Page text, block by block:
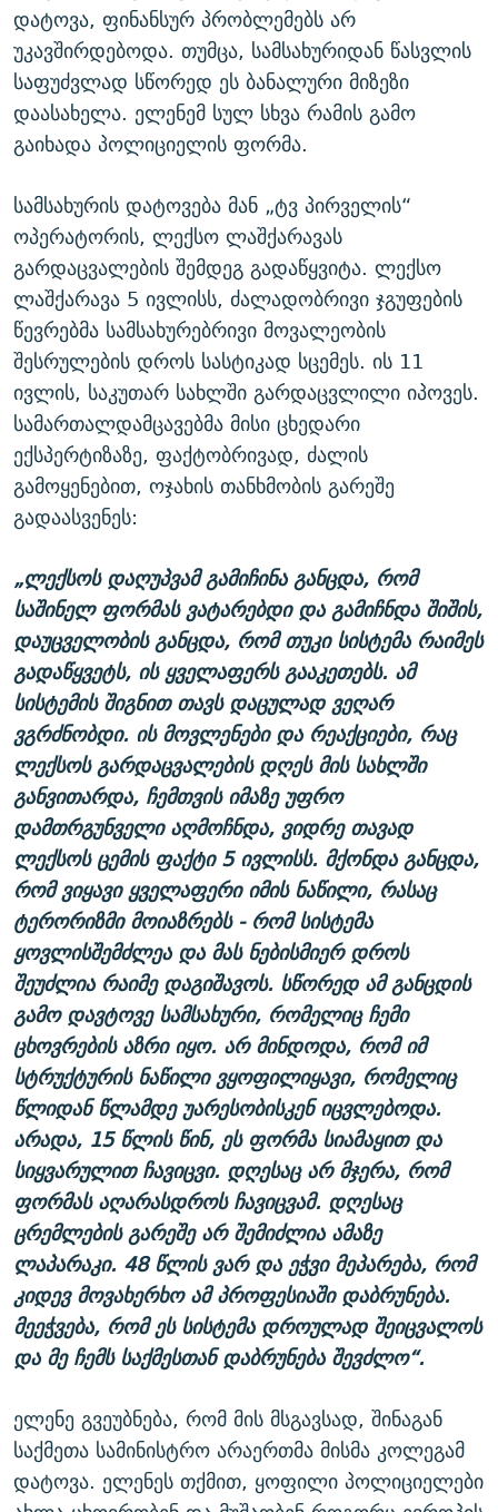
დატოვა, ფინანსურ პრობლემებს არ
უკავშირდებოდა. თუმცა, სამსახურიდან წასვლის
საფუძვლად სწორედ ეს ბანალური მიზეზი
დაასახელა. ელენემ სულ სხვა რამის გამო
გაიხადა პოლიციელის ფორმა.
სამსახურის დატოვება მან „ტვ პირველის“
ოპერატორის, ლექსო ლაშქარავას
გარდაცვალების შემდეგ გადაწყვიტა. ლექსო
ლაშქარავა 5 ივლისს, ძალადობრივი ჯგუფების
წევრებმა სამსახურებრივი მოვალეობის
შესრულების დროს სასტიკად სცემეს. ის 11
ივლის, საკუთარ სახლში გარდაცვლილი იპოვეს.
სამართალდამცავებმა მისი ცხედარი
ექსპერტიზაზე, ფაქტობრივად, ძალის
გამოყენებით, ოჯახის თანხმობის გარეშე
გადაასვენეს:
„ლექსოს დაღუპვამ გამიჩინა განცდა, რომ
საშინელ ფორმას ვატარებდი და გამიჩნდა შიშის,
დაუცველობის განცდა, რომ თუკი სისტემა რაიმეს
გადაწყვეტს, ის ყველაფერს გააკეთებს. ამ
სისტემის შიგნით თავს დაცულად ვეღარ
ვგრძნობდი. ის მოვლენები და რეაქციები, რაც
ლექსოს გარდაცვალების დღეს მის სახლში
განვითარდა, ჩემთვის იმაზე უფრო
დამთრგუნველი აღმოჩნდა, ვიდრე თავად
ლექსოს ცემის ფაქტი 5 ივლისს. მქონდა განცდა,
რომ ვიყავი ყველაფერი იმის ნაწილი, რასაც
ტერორიზმი მოიაზრებს - რომ სისტემა
ყოვლისშემძლეა და მას ნებისმიერ დროს
შეუძლია რაიმე დაგიშავოს. სწორედ ამ განცდის
გამო დავტოვე სამსახური, რომელიც ჩემი
ცხოვრების აზრი იყო. არ მინდოდა, რომ იმ
სტრუქტურის ნაწილი ვყოფილიყავი, რომელიც
წლიდან წლამდე უარესობისკენ იცვლებოდა.
არადა, 15 წლის წინ, ეს ფორმა სიამაყით და
სიყვარულით ჩავიცვი. დღესაც არ მჯერა, რომ
ფორმას აღარასდროს ჩავიცვამ. დღესაც
ცრემლების გარეშე არ შემიძლია ამაზე
ლაპარაკი. 48 წლის ვარ და ეჭვი მეპარება, რომ
კიდევ მოვახერხო ამ პროფესიაში დაბრუნება.
მეეჭვება, რომ ეს სისტემა დროულად შეიცვალოს
და მე ჩემს საქმესთან დაბრუნება შევძლო“.
ელენე გვეუბნება, რომ მის მსგავსად, შინაგან
საქმეთა სამინისტრო არაერთმა მისმა კოლეგამ
დატოვა. ელენეს თქმით, ყოფილი პოლიციელები